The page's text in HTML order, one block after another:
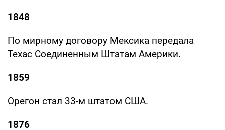
1848
По мирному договору Мексика передала
Техас Соединенным Штатам Америки.
1859
Орегон стал 33-м штатом США.
1876